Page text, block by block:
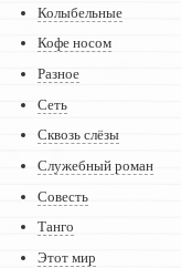
Колыбельные
Кофе носом
Разное
Сеть
Сквозь слёзы
Служебный роман
Совесть
Танго
Этот мир